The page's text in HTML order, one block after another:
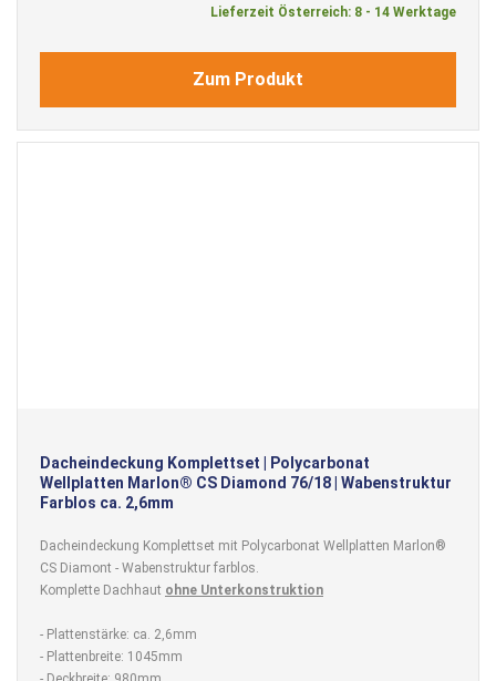
Lieferzeit Österreich: 8 - 14 Werktage
Zum Produkt
Dacheindeckung Komplettset | Polycarbonat
Wellplatten Marlon® CS Diamond 76/18 | Wabenstruktur
Farblos ca. 2,6mm
Dacheindeckung Komplettset mit Polycarbonat Wellplatten Marlon®
CS Diamont - Wabenstruktur farblos.
Komplette Dachhaut ohne Unterkonstruktion
- Plattenstärke: ca. 2,6mm
- Plattenbreite: 1045mm